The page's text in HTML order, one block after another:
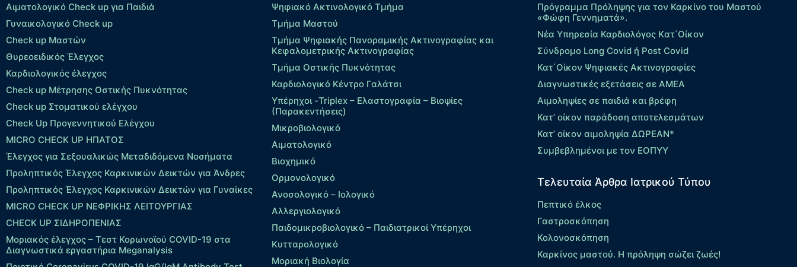
Αιματολογικό Check up για Παιδιά
Γυναικολογικό Check up
Check up Μαστών
Θυρεοειδικός Έλεγχος
Καρδιολογικός έλεγχος
Check up Mέτρησης Οστικής Πυκνότητας
Check up Στοματικού ελέγχου
Check Up Προγεννητικού Ελέγχου
MICRO CHECK UP HΠΑΤΟΣ
Έλεγχος για Σεξουαλικώς Μεταδιδόμενα Νοσήματα
Προληπτικός Έλεγχος Καρκινικών Δεικτών για Άνδρες
Προληπτικός Έλεγχος Καρκινικών Δεικτών για Γυναίκες
MICRO CHECK UP ΝΕΦΡΙΚΗΣ ΛΕΙΤΟΥΡΓΙΑΣ
CHECK UP ΣΙΔΗΡΟΠΕΝΙΑΣ
Μοριακός έλεγχος – Τεστ Κορωνοϊού COVID-19 στα
Διαγνωστικά εργαστήρια Meganalysis
Ψηφιακό Ακτινολογικό Τμήμα
Τμήμα Μαστού
Τμήμα Ψηφιακής Πανοραμικής Ακτινογραφίας και
Κεφαλομετρικής Ακτινογραφίας
Τμήμα Οστικής Πυκνότητας
Καρδιολογικό Κέντρο Γαλάτσι
Υπέρηχοι -Triplex – Eλαστογραφία – Βιοψίες
(Παρακεντήσεις)
Μικροβιολογικό
Αιματολογικό
Βιοχημικό
Ορμονολογικό
Ανοσολογικό – Ιολογικό
Αλλεργιολογικό
Παιδομικροβιολογικό – Παιδιατρικοί Υπέρηχοι
Κυτταρολογικό
Μοριακή Βιολογία
Πρόγραμμα Πρόληψης για τον Καρκίνο του Μαστού
«Φώφη Γεννηματά».
Νέα Υπηρεσία Καρδιολόγος Kατ΄Οίκον
Σύνδρομο Long Covid ή Post Covid
Κατ΄Οίκον Ψηφιακές Ακτινογραφίες
Διαγνωστικές εξετάσεις σε ΑΜΕΑ
Αιμοληψίες σε παιδιά και βρέφη
Κατ’ οίκον παράδοση αποτελεσμάτων
Κατ’ οίκον αιμοληψία ΔΩΡΕΑΝ*
Συμβεβλημένοι με τον ΕΟΠΥΥ
Τελευταία Άρθρα Ιατρικού Τύπου
Πεπτικό έλκος
Γαστροσκόπηση
Κολονοσκόπηση
Καρκίνος μαστού. Η πρόληψη σώζει ζωές!